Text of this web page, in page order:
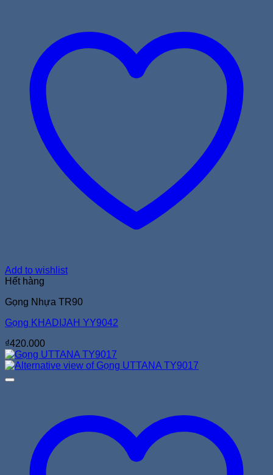
Add to wishlist
Hết hàng
Gọng Nhựa TR90
Gọng KHADIJAH YY9042
₫420.000